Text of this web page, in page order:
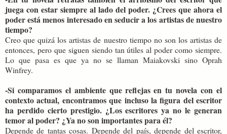
juega con estar siempre al lado del poder. ¿Crees que ahora el
poder está menos interesado en seducir a los artistas de nuestro
tiempo?
Creo que quizá los artistas de nuestro tiempo no son los artistas de
entonces, pero que siguen siendo tan útiles al poder como siempre.
Lo que pasa es que ya no se llaman Maiakovski sino Oprah
Winfrey.
-Si comparamos el ambiente que reflejas en tu novela con el
contexto actual, encontramos que incluso la figura del escritor
ha perdido cierto prestigio. ¿Los escritores ya no le generan
temor al poder? ¿Ya no son importantes para él?
Depende de tantas cosas. Depende del país, depende del escritor,